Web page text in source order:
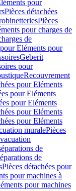
pour
Pièces détachées
Pièces
pour charges de
de
Eléments pour
Geberit
pour
Recouvrement
pour Eléments
pour Eléments
pour Eléments
pour Eléments
pour Eléments
muralePièces
de
de
Pièces détachées pour
pour machines à
pour machines